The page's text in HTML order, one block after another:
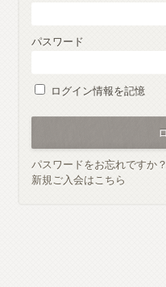
パスワード
ログイン情報を記憶
パスワードをお忘れですか？
新規ご入会はこちら